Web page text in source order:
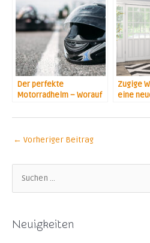
Der perfekte
Motorradhelm – Worauf
Zugige
eine
← Vorheriger Beitrag
hNeuigkeiten